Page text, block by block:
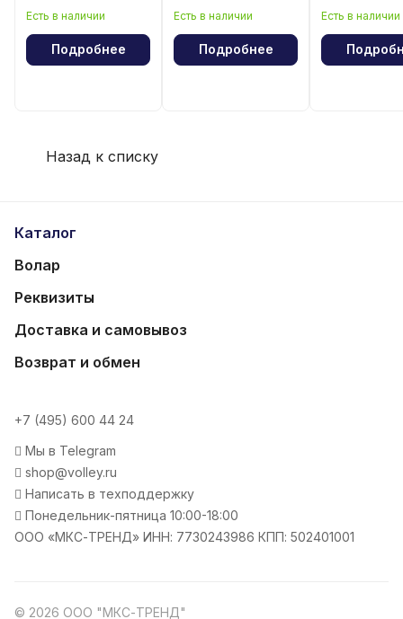
девочки
Есть в наличии
Подробнее
волейбола для
Есть в наличии
Подробнее
волейбола
Есть в наличии
Назад к списку
Каталог
Волар
Реквизиты
Доставка и самовывоз
Возврат и обмен
+7 (495) 600 44 24
Мы в Telegram
shop@volley.ru
Написать в техподдержку
Понедельник-пятница 10:00-18:00
ООО «МКС-ТРЕНД» ИНН: 7730243986 КПП: 502401001
© 2026 ООО "МКС-ТРЕНД"